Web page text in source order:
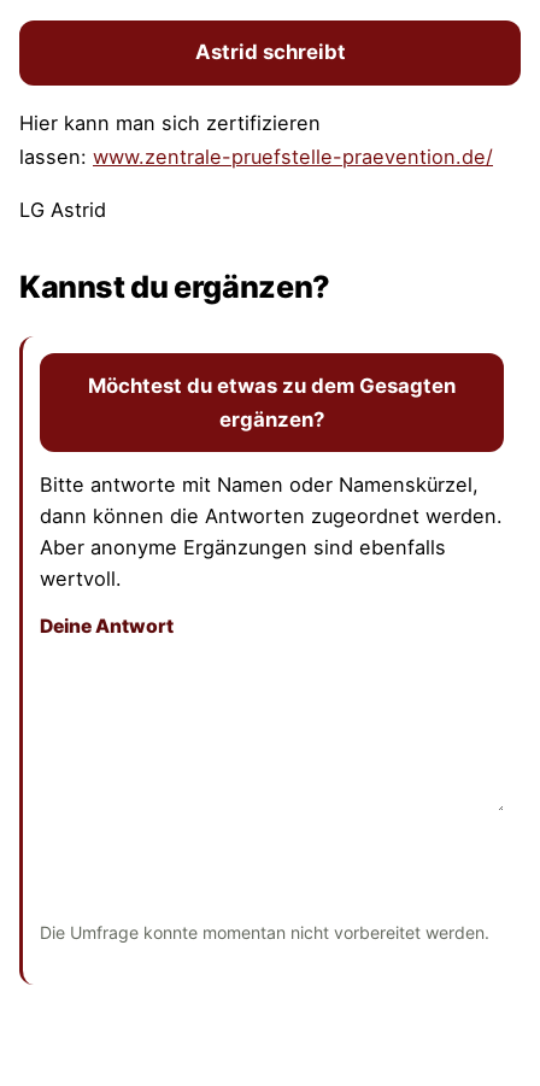
Astrid schreibt
Hier kann man sich zertifizieren
lassen: www.zentrale-pruefstelle-praevention.de/
LG Astrid
Kannst du ergänzen?
Möchtest du etwas zu dem Gesagten
ergänzen?
Bitte antworte mit Namen oder Namenskürzel,
dann können die Antworten zugeordnet werden.
Aber anonyme Ergänzungen sind ebenfalls
wertvoll.
Dieses Feld bitte leer lassen
Deine Antwort
Die Umfrage konnte momentan nicht vorbereitet werden.